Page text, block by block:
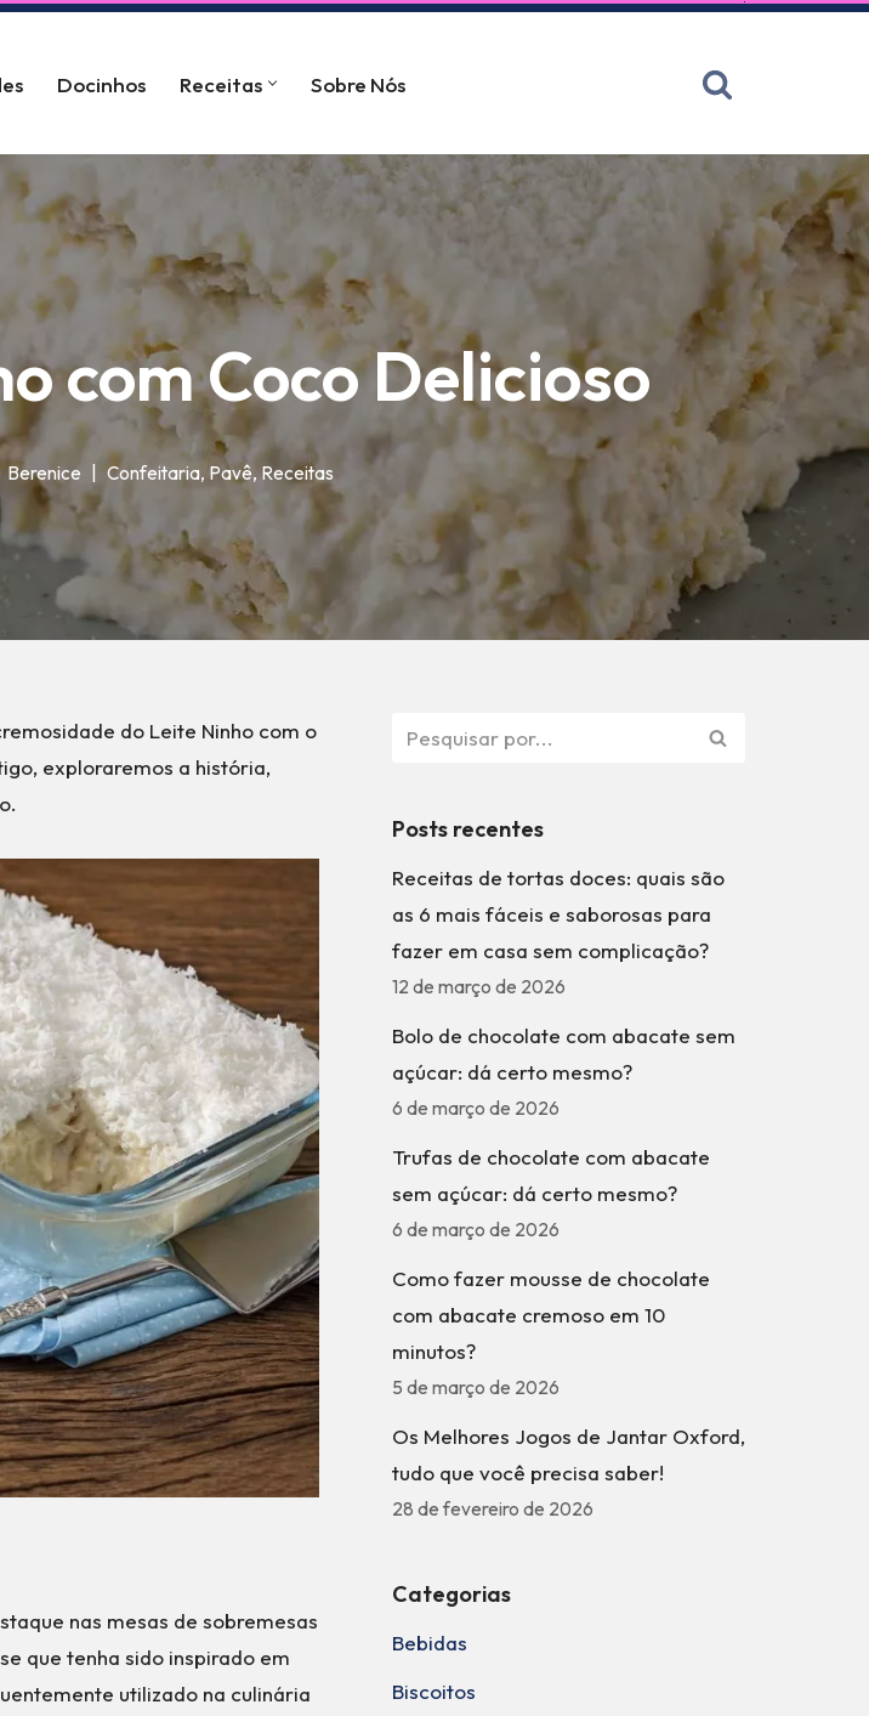
Docinhos Receitas Sobre Nós
com Coco Delicioso
Berenice Confeitaria, Pavê,Receitas
do Leite Ninho com o
exploraremos a história,
nas mesas de sobremesas
que tenha sido inspirado em
utilizado na culinária
Posts recentes
Receitas de tortas doces: quais são
as 6 mais fáceis e saborosas para
fazer em casa sem complicação?
12 de março de 2026
Bolo de chocolate com abacate sem
açúcar: dá certo mesmo?
6 de março de 2026
Trufas de chocolate com abacate
sem açúcar: dá certo mesmo?
6 de março de 2026
Como fazer mousse de chocolate
com abacate cremoso em 10
minutos?
5 de março de 2026
Os Melhores Jogos de Jantar Oxford,
tudo que você precisa saber!
28 de fevereiro de 2026
Categorias
Bebidas
Biscoitos